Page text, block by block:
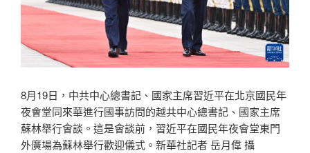
8月19日，中共中心總書記、國家主席習近平在北京國民年
夜會堂同來華進行國事訪問的越共中心總書記、國家主席
蘇林舉行會談。這是會談前，習近平在國民年夜會堂東門
外廣場為蘇林舉行歡迎儀式。新華社記者 岳月偉 攝